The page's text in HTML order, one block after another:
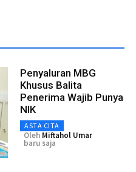
Penyaluran MBG
Khusus Balita
Penerima Wajib Punya
NIK
ASTA CITA
Oleh Miftahol Umar
baru saja